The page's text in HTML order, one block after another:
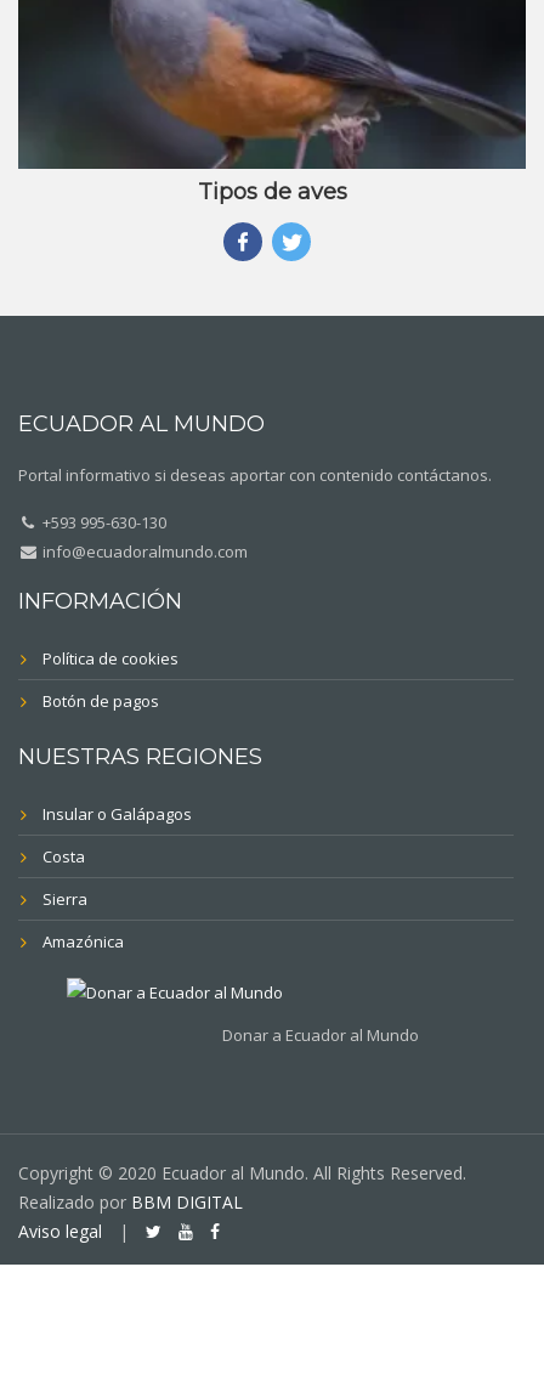
Tipos de aves
ECUADOR AL MUNDO
Portal informativo si deseas aportar con contenido contáctanos.
+593 995-630-130
info@ecuadoralmundo.com
INFORMACIÓN
Política de cookies
Botón de pagos
NUESTRAS REGIONES
Insular o Galápagos
Costa
Sierra
Amazónica
Donar a Ecuador al Mundo
Copyright © 2020 Ecuador al Mundo. All Rights Reserved.
Realizado por BBM DIGITAL
Aviso legal
|